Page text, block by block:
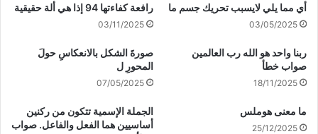
أي مما يلي لايسبب تحريك جسم ما
03/05/2025
رافعة كفاءتها 94 إذا هي ألة حقيقية
03/11/2025
ربنا واحد هو الله رب العالمين
صواب خطأ
18/11/2025
صورةَ الشكل بالانعكاسِ حولَ
المحورِ ل
07/05/2025
ما معنى هوملس
25/12/2025
الجملة الإسمية تتكون من ركنين
أساسيين هما الفعل والفاعل. صواب